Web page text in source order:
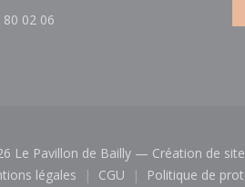
80 02 06
Le Pavillon de Bailly — Création de
légales
CGU Politique de